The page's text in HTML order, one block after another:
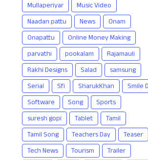
Mullaperiyar
Music Video
Naadan pattu
News
Onam
Onapattu
Online Money Making
parvathi
pookalam
Rajamauli
Rakhi Designs
Salad
samsung
Serial
Sfi SharukKhan
Smile
Software
Song
Sports
suresh gopi
Tablet
Tamil
Tamil Song
Teachers Day
Teaser
Tech News
Tourism
Trailer